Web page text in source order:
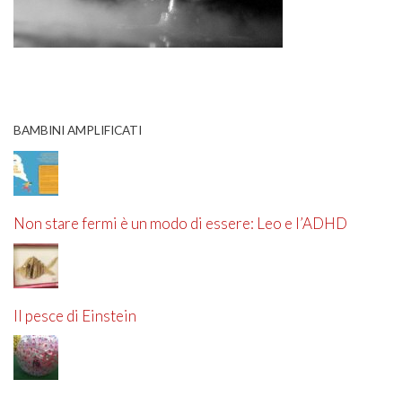
BAMBINI AMPLIFICATI
Non stare fermi è un modo di essere: Leo e l’ADHD
Il pesce di Einstein